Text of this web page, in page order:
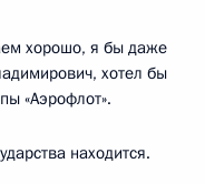
хорошо, я бы даже
хотел бы
«Аэрофлот».
находится.